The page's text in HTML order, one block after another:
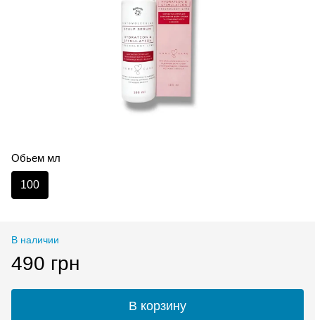
Обьем мл
100
В наличии
490 грн
В корзину